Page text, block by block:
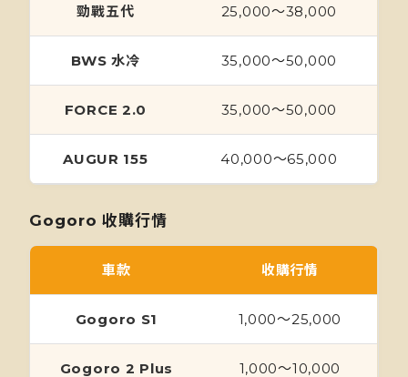
勁戰五代 25,000～38,000
BWS 水冷 35,000～50,000
FORCE 2.0 35,000～50,000
AUGUR 155 40,000～65,000
Gogoro 收購行情
車款 收購行情
Gogoro S1 1,000～25,000
Gogoro 2 Plus 1,000～10,000